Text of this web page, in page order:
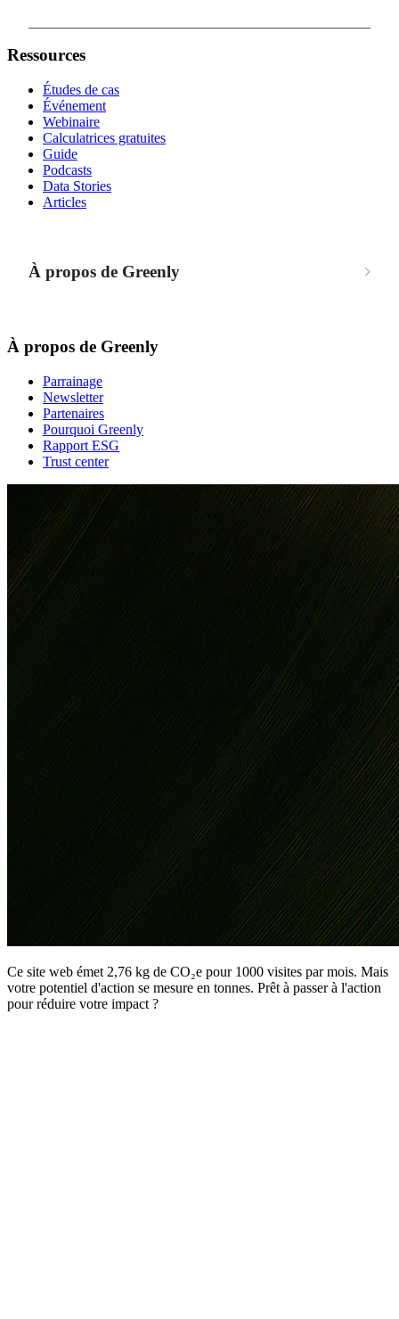
Ressources
Études de cas
Événement
Webinaire
Calculatrices gratuites
Guide
Podcasts
Data Stories
Articles
À propos de Greenly
À propos de Greenly
Parrainage
Newsletter
Partenaires
Pourquoi Greenly
Rapport ESG
Trust center
Ce site web émet 2,76 kg de CO₂e pour 1000 visites par mois. Mais
votre potentiel d'action se mesure en tonnes. Prêt à passer à l'action
pour réduire votre impact ?